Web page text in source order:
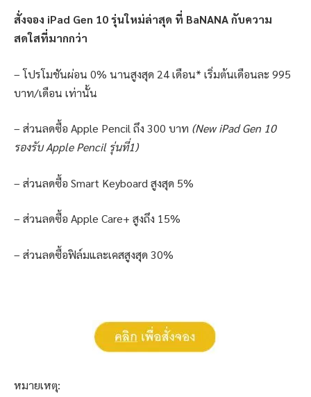
สั่งจอง iPad Gen 10 รุ่นใหม่ล่าสุด ที่ BaNANA กับความ
สดใสที่มากกว่า
– โปรโมชันผ่อน 0% นานสูงสุด 24 เดือน* เริ่มต้นเดือนละ 995
บาท/เดือน เท่านั้น
– ส่วนลดซื้อ Apple Pencil ถึง 300 บาท (New iPad Gen 10
รองรับ Apple Pencil รุ่นที่1)
– ส่วนลดซื้อ Smart Keyboard สูงสุด 5%
– ส่วนลดซื้อ Apple Care+ สูงถึง 15%
– ส่วนลดซื้อฟิล์มและเคสสูงสุด 30%
หมายเหตุ: